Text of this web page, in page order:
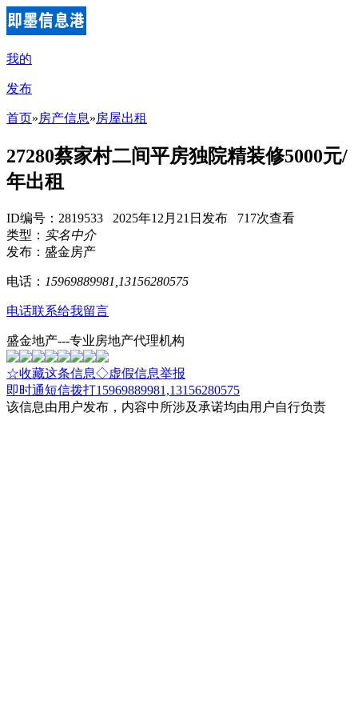
我的
发布
首页»房产信息»房屋出租
27280蔡家村二间平房独院精装修5000元/
年出租
ID编号：2819533 2025年12月21日发布 717次查看
类型： 实名中介
发布：盛金房产
电话： 15969889981,13156280575
电话联系给我留言
盛金地产---专业房地产代理机构
☆收藏这条信息◇虚假信息举报
即时通短信拨打15969889981,13156280575
该信息由用户发布，内容中所涉及承诺均由用户自行负责